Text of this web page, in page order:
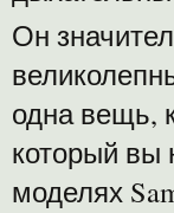
Он
одна вещь,
который вы
моделях